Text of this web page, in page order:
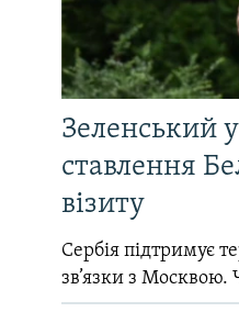
Зеленський
ставлення
візиту
Сербія підтримує
зв’язки з Москвою.